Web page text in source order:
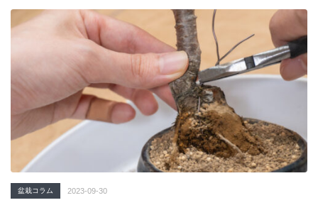
盆栽コラム 2023-09-30